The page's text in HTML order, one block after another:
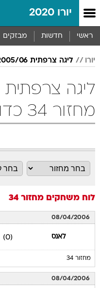
יורו 2020
ראשי חדשות מבזקים
יורו ליגה צרפתית 2005/06
מחזור 34 כדורגל
לוח משחקים מחזור 34
08/04/2006
לאנס (0)
מחזור 34
08/04/2006